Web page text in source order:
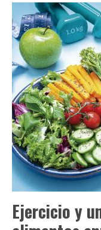
Ejercicio y